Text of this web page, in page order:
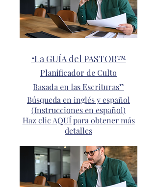
“La GUÍA del PASTOR™
Planificador de Culto
Basada en las Escrituras”
Búsqueda en inglés y español
(Instrucciones en español)
Haz clic AQUÍ para obtener más
detalles